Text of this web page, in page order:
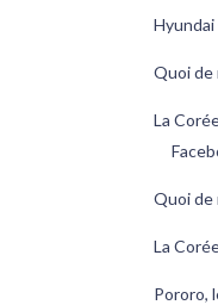
Quoi de
La
Quoi de
La
Pororo,